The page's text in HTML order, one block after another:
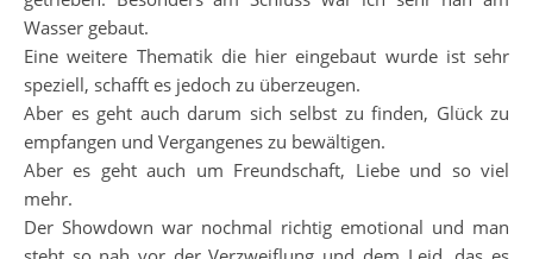
Wasser gebaut.
Eine weitere Thematik die hier eingebaut wurde ist sehr
speziell, schafft es jedoch zu überzeugen.
Aber es geht auch darum sich selbst zu finden, Glück zu
empfangen und Vergangenes zu bewältigen.
Aber es geht auch um Freundschaft, Liebe und so viel
mehr.
Der Showdown war nochmal richtig emotional und man